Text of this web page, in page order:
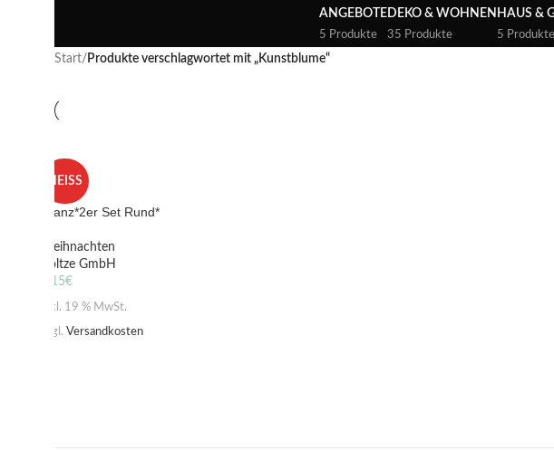
ANGEBOTE
5 Produkte
DEKO & WOHNEN
35 Produkte
HAUS &
5 Produkte
Start/Produkte verschlagwortet mit „Kunstblume“
HEISS
Kranz*2er Set Rund*
Weihnachten
Boltze GmbH
4,15€
inkl. 19 % MwSt.
zzgl. Versandkosten